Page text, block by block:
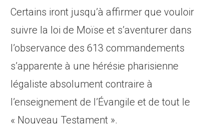
Certains iront jusqu’à affirmer que vouloir
suivre la loi de Moïse et s’aventurer dans
l’observance des 613 commandements
s’apparente à une hérésie pharisienne
légaliste absolument contraire à
l’enseignement de l’Évangile et de tout le
« Nouveau Testament ».